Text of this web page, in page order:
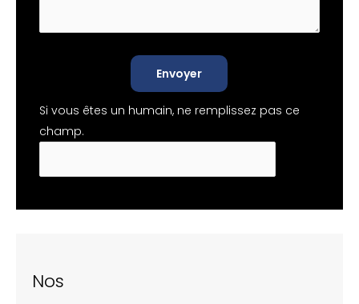
Envoyer
Si vous êtes un humain, ne remplissez pas ce
champ.
Nos